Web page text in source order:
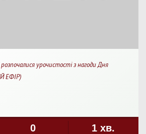
урочистості з нагоди Дня
ЕФІР)
0 1 хв.